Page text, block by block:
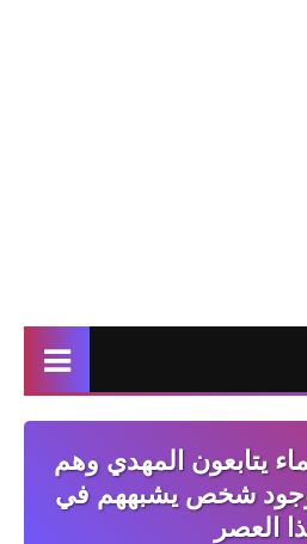
يتابعون المهدي وهم
شخص يشبههم في
العصر